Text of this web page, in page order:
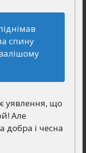
спину
уявлення, що
Але
добра і чесна